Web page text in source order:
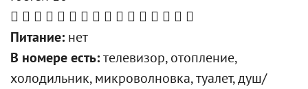
Питание: нет
В номере есть: телевизор, отопление,
холодильник, микроволновка, туалет, душ/